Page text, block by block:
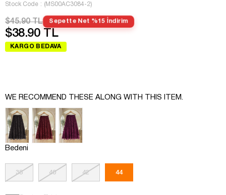
Stock Code (MS00AC3084-2)
$45.90 TL Sepette Net %15 İndirim
$38.90 TL
KARGO BEDAVA
WE RECOMMEND THESE ALONG WITH THIS ITEM.
Bedeni
38 40 42 44